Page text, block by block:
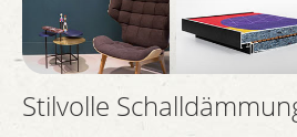
Stilvolle